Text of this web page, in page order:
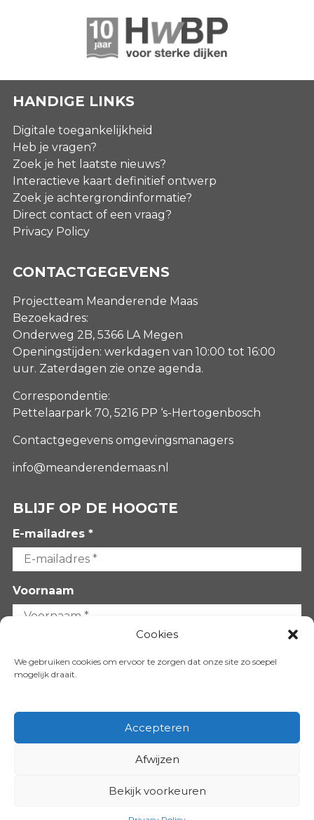
Cookies
We gebruiken cookies om ervoor te zorgen dat onze site zo soepel
mogelijk draait.
Accepteren
Afwijzen
Bekijk voorkeuren
HANDIGE LINKS
Digitale toegankelijkheid
Heb je vragen?
Zoek je het laatste nieuws?
Interactieve kaart definitief ontwerp
Zoek je achtergrondinformatie?
Direct contact of een vraag?
Privacy Policy
CONTACTGEGEVENS
Projectteam Meanderende Maas
Bezoekadres:
Onderweg 2B, 5366 LA Megen
Openingstijden: werkdagen van 10:00 tot 16:00
uur. Zaterdagen zie onze agenda.
Correspondentie:
Pettelaarpark 70, 5216 PP ‘s-Hertogenbosch
Contactgegevens omgevingsmanagers
info@meanderendemaas.nl
BLIJF OP DE HOOGTE
E-mailadres *
Voornaam
VOLG ONS OP: